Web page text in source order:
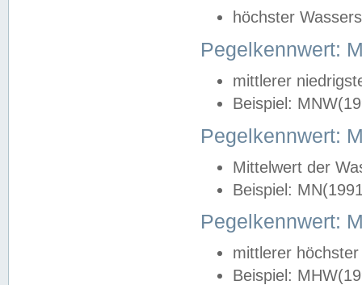
höchster
Pegelkennwert:
mittlerer
Beispiel:
Pegelkennwert:
Mittelwert der
Beispiel:
Pegelkennwert:
mittlerer
Beispiel: